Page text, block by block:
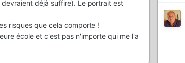
déjà suffire). Le portrait est
risques que cela comporte !
école et c'est pas n'importe qui me l'a